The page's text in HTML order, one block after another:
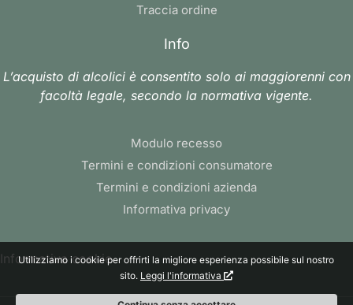
Traccia ordine
Info
L’acquisto di alcolici è consentito solo ai maggiorenni con
facoltà legale, secondo la normativa vigente.
Modulo recesso
Termini e condizioni consumatore
Termini e condizioni azienda
Informativa privacy
Informativa cookie
Utilizziamo i cookie per offrirti la migliore esperienza possibile sul nostro
sito. Leggi l'informativa